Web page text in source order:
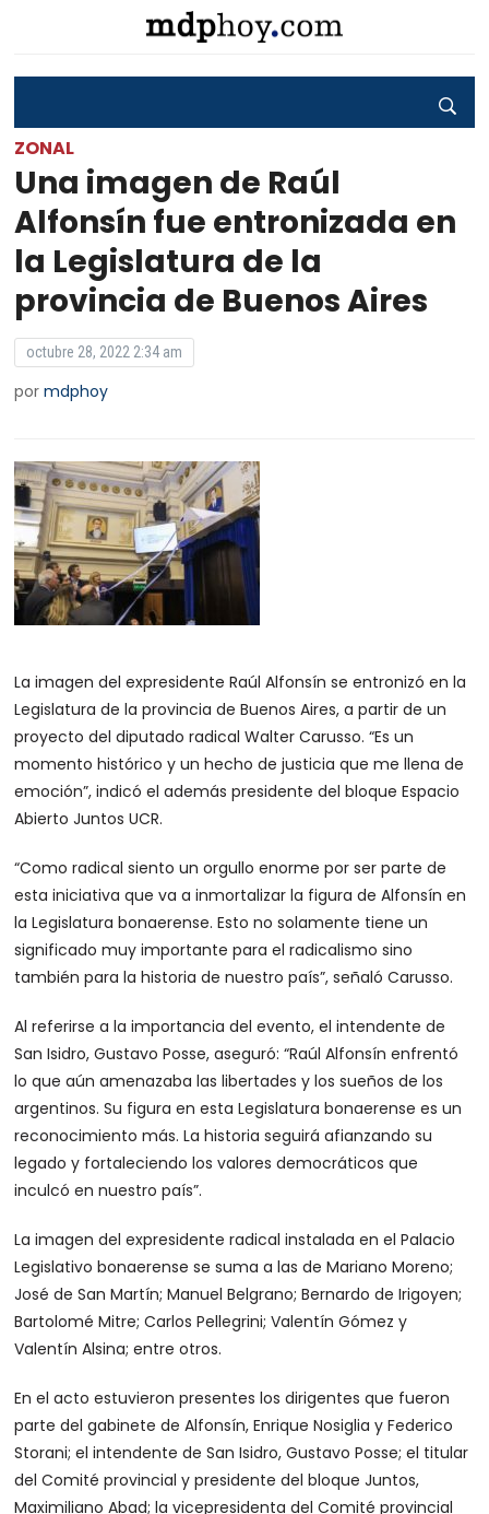
ZONAL
Una imagen de Raúl
Alfonsín fue entronizada en
la Legislatura de la
provincia de Buenos Aires
octubre 28, 2022 2:34 am
pormdphoy
La imagen del expresidente Raúl Alfonsín se entronizó en la
Legislatura de la provincia de Buenos Aires, a partir de un
proyecto del diputado radical Walter Carusso. “Es un
momento histórico y un hecho de justicia que me llena de
emoción”, indicó el además presidente del bloque Espacio
Abierto Juntos UCR.
“Como radical siento un orgullo enorme por ser parte de
esta iniciativa que va a inmortalizar la figura de Alfonsín en
la Legislatura bonaerense. Esto no solamente tiene un
significado muy importante para el radicalismo sino
también para la historia de nuestro país”, señaló Carusso.
Al referirse a la importancia del evento, el intendente de
San Isidro, Gustavo Posse, aseguró: “Raúl Alfonsín enfrentó
lo que aún amenazaba las libertades y los sueños de los
argentinos. Su figura en esta Legislatura bonaerense es un
reconocimiento más. La historia seguirá afianzando su
legado y fortaleciendo los valores democráticos que
inculcó en nuestro país”.
La imagen del expresidente radical instalada en el Palacio
Legislativo bonaerense se suma a las de Mariano Moreno;
José de San Martín; Manuel Belgrano; Bernardo de Irigoyen;
Bartolomé Mitre; Carlos Pellegrini; Valentín Gómez y
Valentín Alsina; entre otros.
En el acto estuvieron presentes los dirigentes que fueron
parte del gabinete de Alfonsín, Enrique Nosiglia y Federico
Storani; el intendente de San Isidro, Gustavo Posse; el titular
del Comité provincial y presidente del bloque Juntos,
Maximiliano Abad; la vicepresidenta del Comité provincial